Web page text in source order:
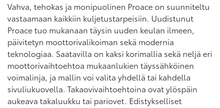
Vahva, tehokas ja monipuolinen Proace on suunniteltu
vastaamaan kaikkiin kuljetustarpeisiin. Uudistunut
Proace tuo mukanaan täysin uuden keulan ilmeen,
päivitetyn moottorivalikoiman sekä modernia
teknologiaa. Saatavilla on kaksi korimallia sekä neljä eri
moottorivaihtoehtoa mukaanlukien täyssähköinen
voimalinja, ja mallin voi valita yhdellä tai kahdella
sivuliukuovella. Takaovivaihtoehtoina ovat ylöspäin
aukeava takaluukku tai pariovet. Edistykselliset